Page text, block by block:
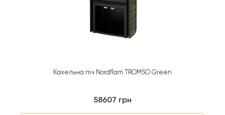
Кахельна піч Nordflam TROMSO Green
58607 грн